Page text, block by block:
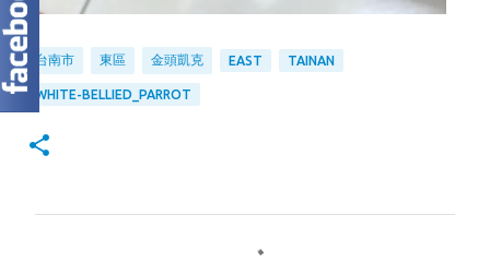
台南市 東區 金頭凱克 EAST TAINAN
WHITE-BELLIED_PARROT